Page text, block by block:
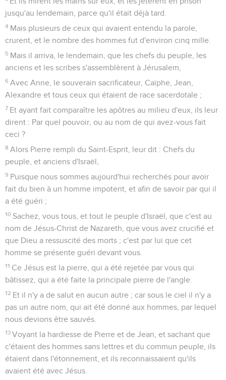
jusqu'au lendemain, parce qu'il était déjà tard.
4 Mais plusieurs de ceux qui avaient entendu la parole,
crurent, et le nombre des hommes fut d'environ cinq mille.
5 Mais il arriva, le lendemain, que les chefs du peuple, les
anciens et les scribes s'assemblèrent à Jérusalem,
6 Avec Anne, le souverain sacrificateur, Caïphe, Jean,
Alexandre et tous ceux qui étaient de race sacerdotale ;
7 Et ayant fait comparaître les apôtres au milieu d'eux, ils leur
dirent : Par quel pouvoir, ou au nom de qui avez-vous fait
ceci ?
8 Alors Pierre rempli du Saint-Esprit, leur dit : Chefs du
peuple, et anciens d'Israël,
9 Puisque nous sommes aujourd'hui recherchés pour avoir
fait du bien à un homme impotent, et afin de savoir par qui il
a été guéri ;
10 Sachez, vous tous, et tout le peuple d'Israël, que c'est au
nom de Jésus-Christ de Nazareth, que vous avez crucifié et
que Dieu a ressuscité des morts ; c'est par lui que cet
homme se présente guéri devant vous.
11 Ce Jésus est la pierre, qui a été rejetée par vous qui
bâtissez, qui a été faite la principale pierre de l'angle.
12 Et il n'y a de salut en aucun autre ; car sous le ciel il n'y a
pas un autre nom, qui ait été donné aux hommes, par lequel
nous devions être sauvés.
13 Voyant la hardiesse de Pierre et de Jean, et sachant que
c'étaient des hommes sans lettres et du commun peuple, ils
étaient dans l'étonnement, et ils reconnaissaient qu'ils
avaient été avec Jésus.